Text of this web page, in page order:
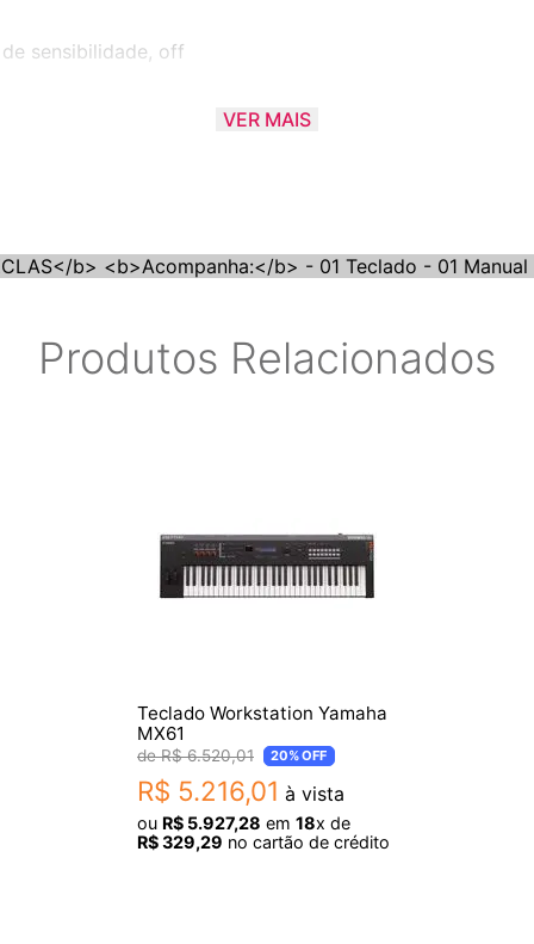
sensibilidade, off
off) Dedilhado 3(no baixo), Acordes de Gama
in, Synchro/Ending (Vol. do acomp. ajustável)
Pause, Repeat (Vol. de música ajustável)
de acordes, edição de acordes
track Rec), step recording, song edit, track edit,
faixa do sistema + 16 multi faixas)
VER MAIS
b> <b>Acompanha:</b> - 01 Teclado - 01
Produtos Relacionados
Teclado Workstation Yamaha
MX61
R$ 6.520,01 20%OFF
R$ 5.216,01 à vista
ou R$ 5.927,28 em 18x de
R$329,29 no cartão de crédito